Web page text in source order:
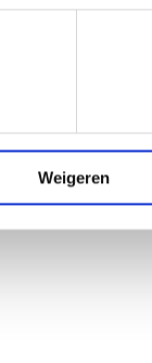
Weigeren